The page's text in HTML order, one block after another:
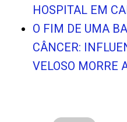
HOSPITAL EM
O FIM DE UMA
CÂNCER:
VELOSO MORRE